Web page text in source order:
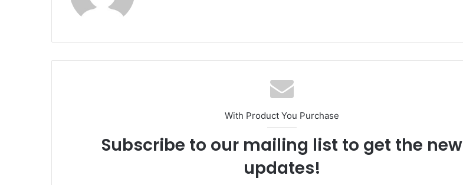
With Product You Purchase
Subscribe to our mailing list to get the new
updates!